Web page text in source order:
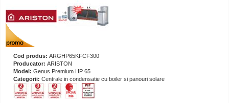
Cod produs: ARGHP65KFCF300
Producator: ARISTON
Model: Genus Premium HP 65
Categorii: Centrale in condensatie cu boiler si panouri solare